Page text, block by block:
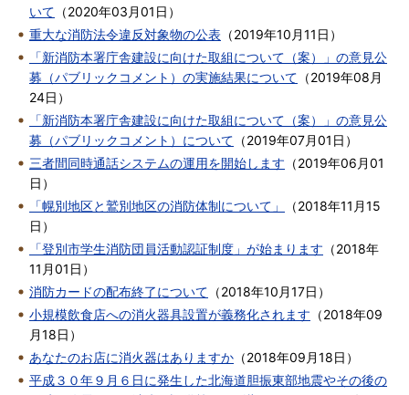
いて （2020年03月01日 ）
重大な消防法令違反対象物の公表 （2019年10月11日 ）
「新消防本署庁舎建設に向けた取組について（案）」の意見公
募（パブリックコメント）の実施結果について （2019年08月
24日 ）
「新消防本署庁舎建設に向けた取組について（案）」の意見公
募（パブリックコメント）について （2019年07月01日 ）
三者間同時通話システムの運用を開始します （2019年06月01
日 ）
「幌別地区と鷲別地区の消防体制について」
（2018年11月15
日 ）
「登別市学生消防団員活動認証制度」が始まります （2018年
11月01日 ）
消防カードの配布終了について （2018年10月17日 ）
小規模飲食店への消火器具設置が義務化されます （2018年09
月18日 ）
あなたのお店に消火器はありますか （2018年09月18日 ）
平成３０年９月６日に発生した北海道胆振東部地震やその後の